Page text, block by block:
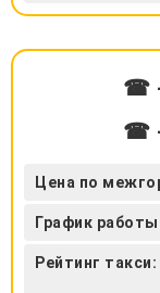
☎
☎
Цена по
График
Рейтинг такси: